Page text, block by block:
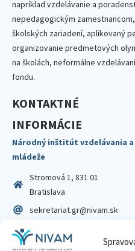
napríklad vzdelávanie a
nepedagogickým
školských zariadení, aplikovaný
organizovanie predmetových
na školách, neformálne
fondu.
KONTAKTNÉ
INFORMÁCIE
Národný inštitút vzdelávania a
mládeže
Stromová 1, 831 01
Bratislava
sekretariat.gr@nivam.sk
IČO: 00164348
DIČ: 2020798714